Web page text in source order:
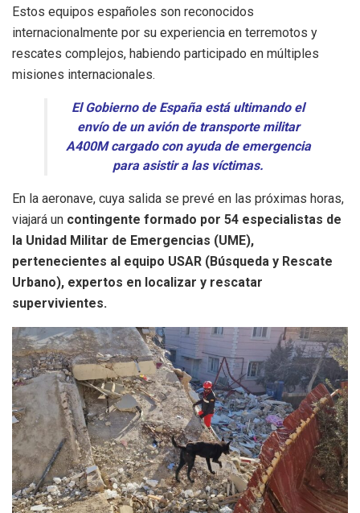
Estos equipos españoles son reconocidos
internacionalmente por su experiencia en terremotos y
rescates complejos, habiendo participado en múltiples
misiones internacionales.
El Gobierno de España está ultimando el
envío de un avión de transporte militar
A400M cargado con ayuda de emergencia
para asistir a las víctimas.
En la aeronave, cuya salida se prevé en las próximas horas,
viajará un contingente formado por 54 especialistas de
la Unidad Militar de Emergencias (UME),
pertenecientes al equipo USAR (Búsqueda y Rescate
Urbano), expertos en localizar y rescatar
supervivientes.